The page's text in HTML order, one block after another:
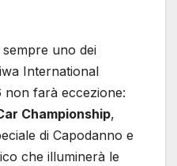
sempre uno dei
International
non farà eccezione:
Championship,
di Capodanno e
che illuminerà le